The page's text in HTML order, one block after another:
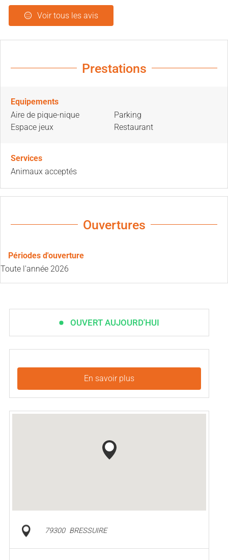
Voir tous les avis
Prestations
Equipements
Aire de pique-nique
Espace jeux
Parking
Restaurant
Services
Animaux acceptés
Ouvertures
Périodes d'ouverture
Toute l'année 2026
OUVERT AUJOURD'HUI
En savoir plus
79300 BRESSUIRE